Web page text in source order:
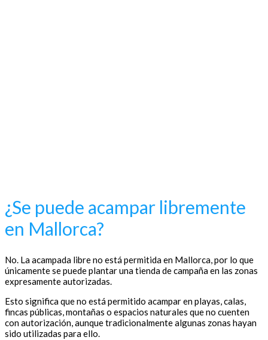
¿Se puede acampar libremente
en Mallorca?
No. La acampada libre no está permitida en Mallorca, por lo que
únicamente se puede plantar una tienda de campaña en las zonas
expresamente autorizadas.
Esto significa que no está permitido acampar en playas, calas,
fincas públicas, montañas o espacios naturales que no cuenten
con autorización, aunque tradicionalmente algunas zonas hayan
sido utilizadas para ello.